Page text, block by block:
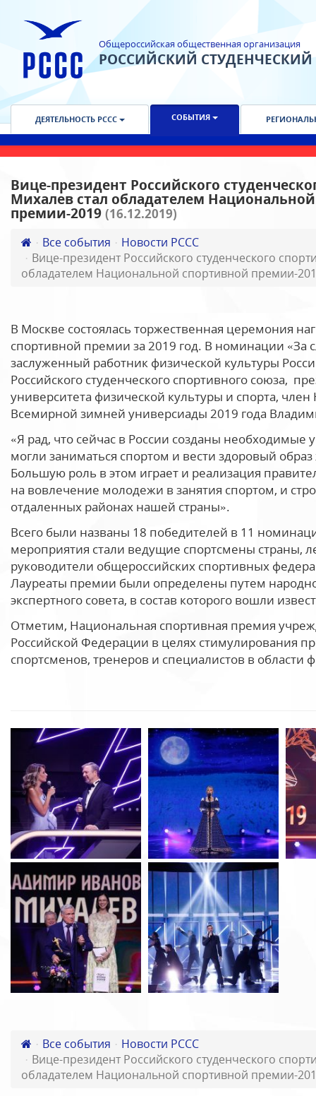
Общероссийская общественная организация
РОССИЙСКИЙ
ДЕЯТЕЛЬНОСТЬ РССС СОБЫТИЯ
Вице-президент Российского
Михалев стал обладателем
премии-2019 (16.12.2019)
Все события
Новости РССС
Вице-президент Российского студенческого
обладателем Национальной спортивной премии-
В Москве состоялась торжественная церемония
спортивной премии за 2019 год. В номинации «За
заслуженный работник физической культуры
Российского студенческого спортивного союза,
университета физической культуры и спорта, член
Всемирной зимней универсиады 2019 года
«Я рад, что сейчас в России созданы
могли заниматься спортом и вести здоровый
Большую роль в этом играет и реализация
на вовлечение молодежи в занятия спортом, и
отдаленных районах нашей страны».
Всего были названы 18 победителей в 11
мероприятия стали ведущие спортсмены страны,
руководители общероссийских спортивных
Лауреаты премии были определены путем
экспертного совета, в состав которого вошли
Отметим, Национальная спортивная премия
Российской Федерации в целях стимулирования
спортсменов, тренеров и специалистов в области
Все события
Новости РССС
Вице-президент Российского студенческого
обладателем Национальной спортивной премии-